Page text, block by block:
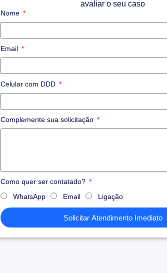
avaliar o seu caso
Nome
Email
Celular com DDD
Complemente sua solicitação
Como quer ser contatado?
WhatsApp
Email Ligação
Solicitar Atendimento Imediato